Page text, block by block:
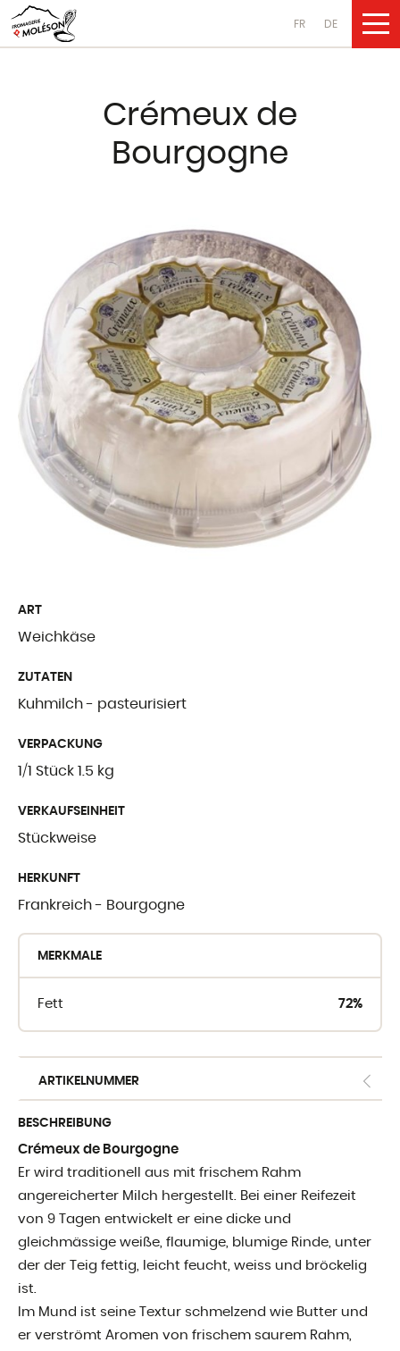
FR DE
Käsesorten
aus Kuhmilch
Molkereiprodukte
aus Kuhmilch
aus Ziegenmilch
aus Schafsmilch
Freiburger
Käse aus dem
Ergänzende
Crémeux de
Bourgogne
ART
Weichkäse
ZUTATEN
Kuhmilch - pasteurisiert
VERPACKUNG
1/1 Stück 1.5 kg
VERKAUFSEINHEIT
Stückweise
HERKUNFT
Frankreich - Bourgogne
MERKMALE
Fett 72%
ARTIKELNUMMER
BESCHREIBUNG
Crémeux de Bourgogne
Er wird traditionell aus mit frischem Rahm
angereicherter Milch hergestellt. Bei einer Reifezeit
von 9 Tagen entwickelt er eine dicke und
gleichmässige weiße, flaumige, blumige Rinde, unter
der der Teig fettig, leicht feucht, weiss und bröckelig
ist.
Im Mund ist seine Textur schmelzend wie Butter und
er verströmt Aromen von frischem saurem Rahm,